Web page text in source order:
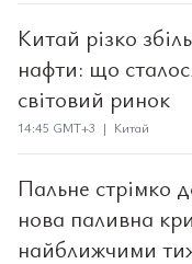
Китай різко
нафти: що
світовий ринок
14:45 GMT+3 | Китай
Пальне стрімко
нова паливна
найближчими